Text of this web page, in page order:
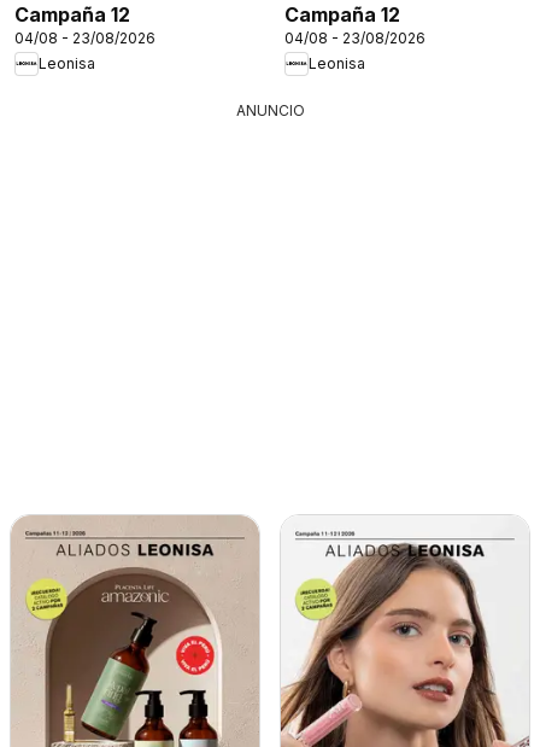
Campaña 12
04/08 - 23/08/2026
Leonisa
Campaña 12
04/08 - 23/08/2026
Leonisa
ANUNCIO